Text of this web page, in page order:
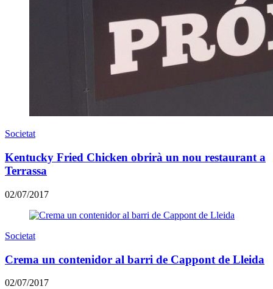
Societat
Kentucky Fried Chicken obrirà un nou restaurant a
Terrassa
02/07/2017
Societat
Crema un contenidor al barri de Cappont de Lleida
02/07/2017